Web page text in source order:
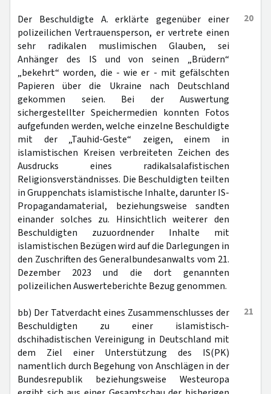
20
Der Beschuldigte A. erklärte gegenüber einer
polizeilichen Vertrauensperson, er vertrete einen
sehr radikalen muslimischen Glauben, sei
Anhänger des IS und von seinen „Brüdern“
„bekehrt“ worden, die - wie er - mit gefälschten
Papieren über die Ukraine nach Deutschland
gekommen seien. Bei der Auswertung
sichergestellter Speichermedien konnten Fotos
aufgefunden werden, welche einzelne Beschuldigte
mit der „Tauhid-Geste“ zeigen, einem in
islamistischen Kreisen verbreiteten Zeichen des
Ausdrucks eines radikalsalafistischen
Religionsverständnisses. Die Beschuldigten teilten
in Gruppenchats islamistische Inhalte, darunter IS-
Propagandamaterial, beziehungsweise sandten
einander solches zu. Hinsichtlich weiterer den
Beschuldigten zuzuordnender Inhalte mit
islamistischen Bezügen wird auf die Darlegungen in
den Zuschriften des Generalbundesanwalts vom 21.
Dezember 2023 und die dort genannten
polizeilichen Auswerteberichte Bezug genommen.
21
bb) Der Tatverdacht eines Zusammenschlusses der
Beschuldigten zu einer islamistisch-
dschihadistischen Vereinigung in Deutschland mit
dem Ziel einer Unterstützung des IS(PK)
namentlich durch Begehung von Anschlägen in der
Bundesrepublik beziehungsweise Westeuropa